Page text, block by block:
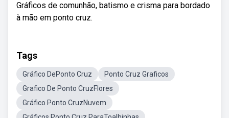
Gráficos de comunhão, batismo e crisma para bordado
à mão em ponto cruz.
Tags
Gráfico DePonto Cruz
Ponto Cruz Graficos
Grafico De Ponto CruzFlores
Gráfico Ponto CruzNuvem